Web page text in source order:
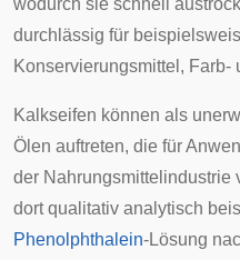
wodurch sie schnell
durchlässig für
Konservierungsmittel, Farb-
Kalkseifen können als
Ölen auftreten, die für
der Nahrungsmittelindustrie
dort qualitativ analytisch
Phenolphthalein-Lösung